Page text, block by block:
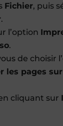
Fichier, puis
.
l’option
.
de choisir
les pages
cliquant sur